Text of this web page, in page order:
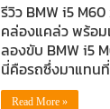
รีวิว BMW i5
คล่องแคล่ว พร้อม
ลองขับ BMW i5
นี่คือรถซึ่งมาแทน
Read More »